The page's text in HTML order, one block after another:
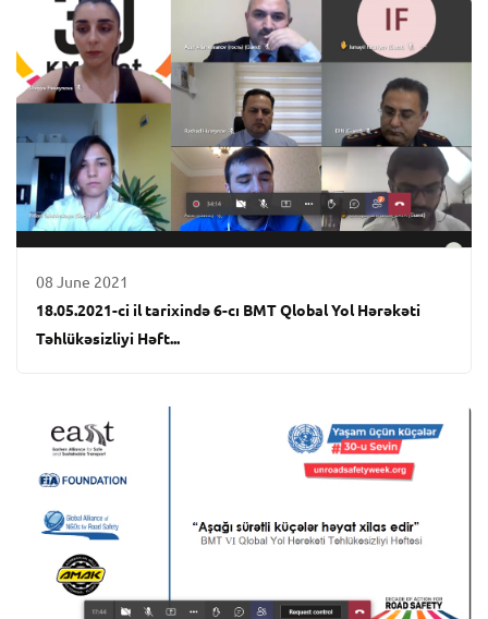
08 June 2021
18.05.2021-ci il tarixində 6-cı BMT Qlobal Yol Hərəkəti
Təhlükəsizliyi Həft...